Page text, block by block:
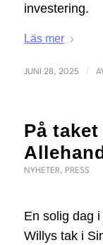
investering.
Läs mer
JUNI 28, 2025 /
På
NYHETER, PRESS
En solig dag
Willys tak i